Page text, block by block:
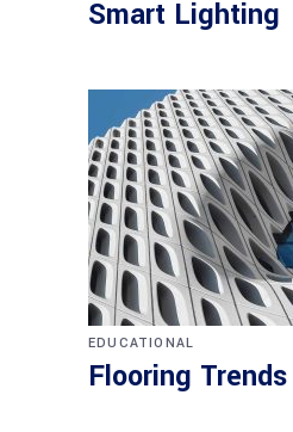
Smart Lighting
EDUCATIONAL
Flooring